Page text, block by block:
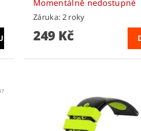
Momentálně nedostupné
Záruka: 2 roky
249 Kč